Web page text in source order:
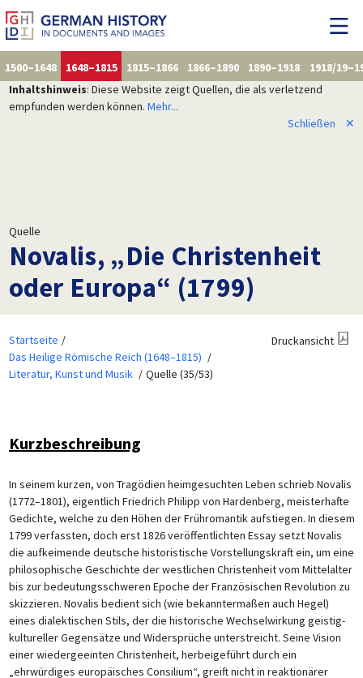
1500–1648 1648–1815 1815–1866 1866–1890 1890–1918
1918/
Inhaltshinweis: Diese Website zeigt Quellen, die als verletzend
empfunden werden können. Mehr...
Schließen
✕
Quelle
Novalis, „Die Christenheit
oder Europa“ (1799)
Startseite
Das Heilige Römische Reich (1648–1815)
Literatur, Kunst und Musik
Quelle (35/53)
Druckansicht
Kurzbeschreibung
In seinem kurzen, von Tragödien heimgesuchten Leben schrieb Novalis
(1772–1801), eigentlich Friedrich Philipp von Hardenberg, meisterhafte
Gedichte, welche zu den Höhen der Frühromantik aufstiegen. In diesem
1799 verfassten, doch erst 1826 veröffentlichten Essay setzt Novalis
die aufkeimende deutsche historistische Vorstellungskraft ein, um eine
philosophische Geschichte der westlichen Christenheit vom Mittelalter
bis zur bedeutungsschweren Epoche der Französischen Revolution zu
skizzieren. Novalis bedient sich (wie bekanntermaßen auch Hegel)
eines dialektischen Stils, der die historische Wechselwirkung geistig-
kultureller Gegensätze und Widersprüche unterstreicht. Seine Vision
einer wiedergeeinten Christenheit, herbeigeführt durch ein
„ehrwürdiges europäisches Consilium“, greift nicht in reaktionärer